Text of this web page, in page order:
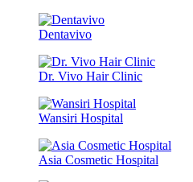
Dentavivo
Dr. Vivo Hair Clinic
Wansiri Hospital
Asia Cosmetic Hospital